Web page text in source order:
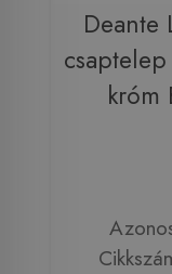
Deante
króm